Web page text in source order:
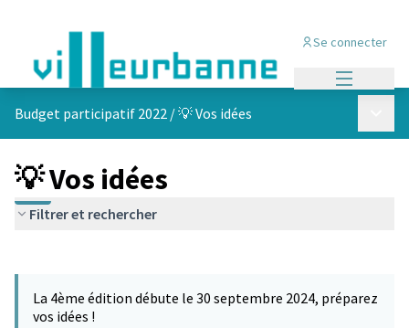
Se connecter
Budget participatif 2022 /💡 Vos idées
💡 Vos idées
Filtrer et rechercher
−
La 4ème édition débute le 30 septembre 2024, préparez
vos idées !